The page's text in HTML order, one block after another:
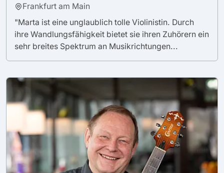
Frankfurt am Main
"Marta ist eine unglaublich tolle Violinistin. Durch
ihre Wandlungsfähigkeit bietet sie ihren Zuhörern ein
sehr breites Spektrum an Musikrichtungen...